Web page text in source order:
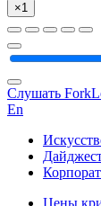
×1
Слушать
En
Цены